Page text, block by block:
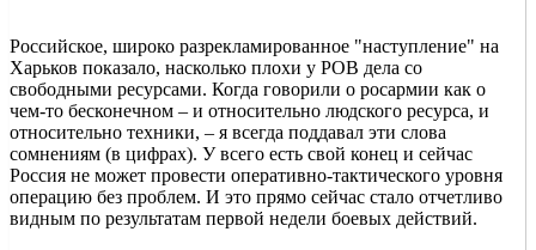
Российское, широко разрекламированное "наступление" на
Харьков показало, насколько плохи у РОВ дела со
свободными ресурсами. Когда говорили о росармии как о
чем-то бесконечном – и относительно людского ресурса, и
относительно техники, – я всегда поддавал эти слова
сомнениям (в цифрах). У всего есть свой конец и сейчас
Россия не может провести оперативно-тактического уровня
операцию без проблем. И это прямо сейчас стало отчетливо
видным по результатам первой недели боевых действий.